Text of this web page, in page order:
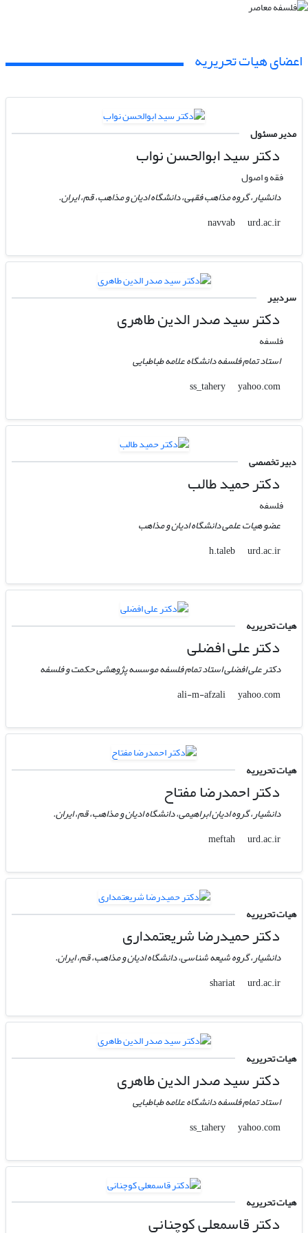
اعضای هیات تحریریه
مدیر مسئول
دکتر سید ابوالحسن نواب
فقه و اصول
دانشیار، گروه مذاهب فقهی، دانشگاه ادیان و مذاهب، قم، ایران.
navvab
urd.ac.ir
سردبیر
دکتر سید صدر الدین طاهری
فلسفه
استاد تمام فلسفه دانشگاه علامه طباطبایی
ss_tahery
yahoo.com
دبیر تخصصی
دکتر حمید طالب
فلسفه
عضو هیات علمی دانشگاه ادیان و مذاهب
h.taleb
urd.ac.ir
هیات تحریریه
دکتر علی افضلی
دکتر علی افضلی استاد تمام فلسفه موسسه پژوهشی حکمت و فلسفه
ali-m-afzali
yahoo.com
هیات تحریریه
دکتر احمدرضا مفتاح
دانشیار، گروه ادیان ابراهیمی، دانشگاه ادیان و مذاهب، قم، ایران.
meftah
urd.ac.ir
هیات تحریریه
دکتر حمیدرضا شریعتمداری
دانشیار، گروه شیعه شناسی، دانشگاه ادیان و مذاهب، قم، ایران.
shariat
urd.ac.ir
هیات تحریریه
دکتر سید صدر الدین طاهری
استاد تمام فلسفه دانشگاه علامه طباطبایی
ss_tahery
yahoo.com
هیات تحریریه
دکتر قاسمعلی کوچنانی